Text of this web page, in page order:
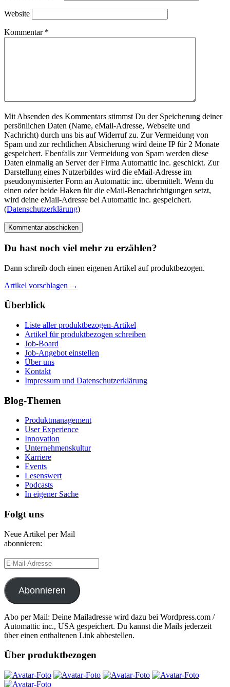
Website
Kommentar *
Mit Absenden des Kommentars stimmst Du der Speicherung deiner
persönlichen Daten (Name, eMail-Adresse, Webseite und
Nachricht) durch uns bis auf Widerruf zu. Zur Vermeidung von
Spam und zur rechtlichen Absicherung wird deine IP für 2 Monate
gespeichert. Ebenfalls zur Vermeidung von Spam werden diese
Daten einmalig an Server der Firma Automattic inc. geschickt. Zur
Darstellung eines Nutzerbildes wird die eMail-Adresse im
pseudonymisierter Form an Automattic inc. übermittelt. Wenn du
einen oder beide Haken für die eMail-Benachrichtigungen setzt,
wird deine eMail-Adresse bei Automattic inc. gespeichert.
(Datenschutzerklärung)
Du hast noch viel mehr zu erzählen?
Dann schreib doch einen eigenen Artikel auf produktbezogen.
Artikel vorschlagen →
Überblick
Liste aller produktbezogen-Artikel
Artikel für produktbezogen schreiben
Job-Board
Job-Angebot einstellen
Über uns
Kontakt
Impressum und Datenschutzerklärung
Blog-Themen
Produktmanagement
User Experience
Innovation
Unternehmenskultur
Karriere
Events
Lesenswert
Podcasts
In eigener Sache
Folgt uns
Neue Artikel per Mail
abonnieren:
E-
Mail-
Adresse
Abonnieren
Abo per Mail: Deine Mailadresse wird dazu bei Wordpress.com /
Automattic inc., USA gespeichert. Du kannst die Mails jederzeit
über einen enthaltenen Link abbestellen.
Über produktbezogen